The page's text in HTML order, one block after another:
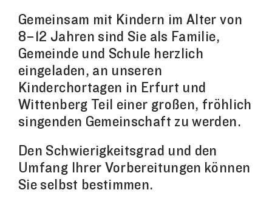
Gemeinsam mit Kindern im Alter von
8–12 Jahren sind Sie als Familie,
Gemeinde und Schule herzlich
eingeladen, an unseren
Kinderchortagen in Erfurt und
Wittenberg Teil einer großen, fröhlich
singenden Gemeinschaft zu werden.
Den Schwierigkeitsgrad und den
Umfang Ihrer Vorbereitungen können
Sie selbst bestimmen.